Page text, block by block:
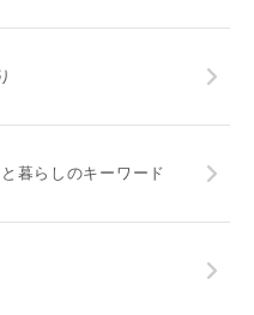
暮らしのキーワード